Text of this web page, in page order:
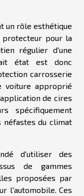
un rôle esthétique
pour la
régulier d'une
état est donc
carrosserie
voiture approprié
de cires
spécifiquement
du climat
d'utiliser des
de gammes
proposées par
l'automobile. Ces